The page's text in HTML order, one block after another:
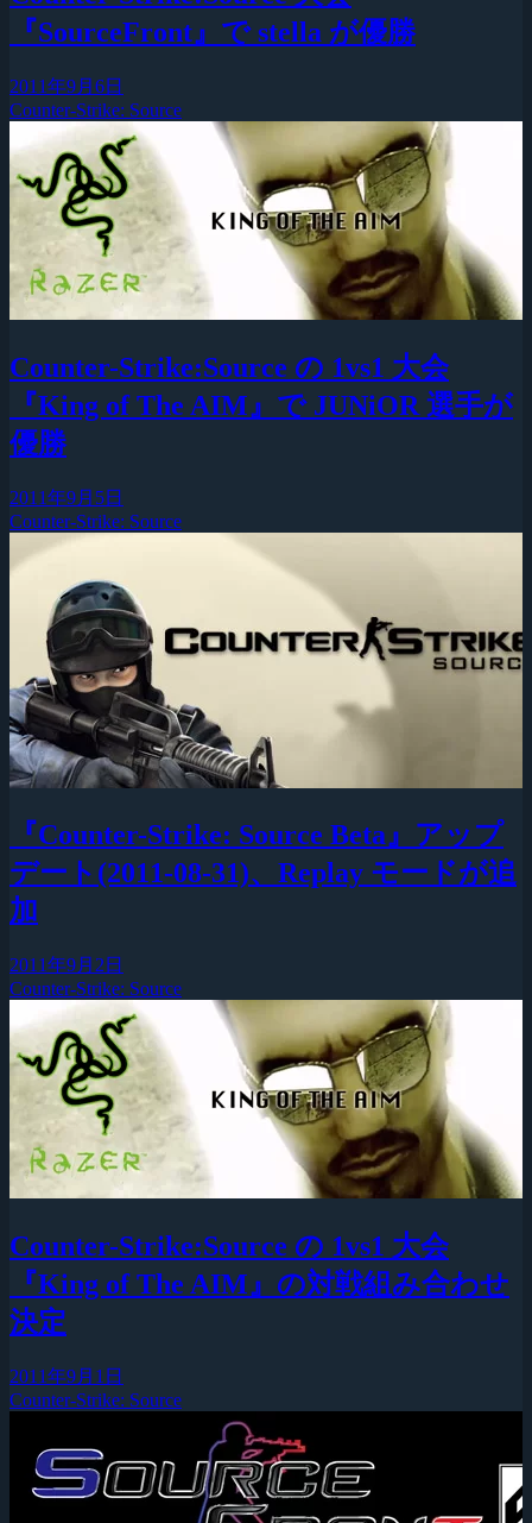
『SourceFront』で stella が優勝
2011年9月6日
Counter-Strike: Source
Counter-Strike:Source の 1vs1 大会
『King of The AIM』で JUNiOR 選手が
優勝
2011年9月5日
Counter-Strike: Source
『Counter-Strike: Source Beta』アップ
デート(2011-08-31)、Replay モードが追
加
2011年9月2日
Counter-Strike: Source
Counter-Strike:Source の 1vs1 大会
『King of The AIM』の対戦組み合わせ
決定
2011年9月1日
Counter-Strike: Source